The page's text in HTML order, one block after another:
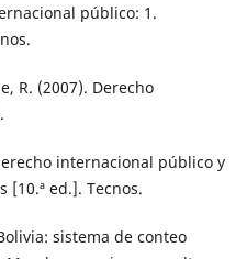
público: 1.
R. (2007). Derecho
internacional público y
ed.]. Tecnos.
sistema de conteo